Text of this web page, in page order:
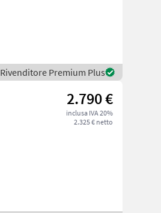
Rivenditore Premium Plus
2.790 €
inclusa IVA 20%
2.325 € netto